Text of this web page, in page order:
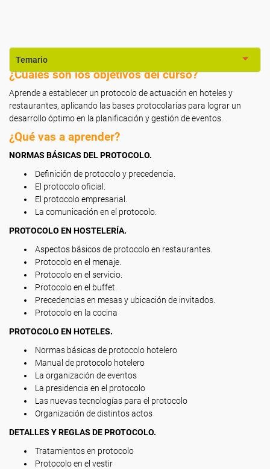
Temario
¿Cuáles son los objetivos del curso?
Aprende a establecer un protocolo de actuación en hoteles y
restaurantes, aplicando las bases protocolarias para lograr un
desarrollo óptimo en la planificación y gestión de eventos.
¿Qué vas a aprender?
NORMAS BÁSICAS DEL PROTOCOLO.
Definición de protocolo y precedencia.
El protocolo oficial.
El protocolo empresarial.
La comunicación en el protocolo.
PROTOCOLO EN HOSTELERÍA.
Aspectos básicos de protocolo en restaurantes.
Protocolo en el menaje.
Protocolo en el servicio.
Protocolo en el buffet.
Precedencias en mesas y ubicación de invitados.
Protocolo en la cocina
PROTOCOLO EN HOTELES.
Normas básicas de protocolo hotelero
Manual de protocolo hotelero
La organización de eventos
La presidencia en el protocolo
Las nuevas tecnologías para el protocolo
Organización de distintos actos
DETALLES Y REGLAS DE PROTOCOLO.
Tratamientos en protocolo
Protocolo en el vestir